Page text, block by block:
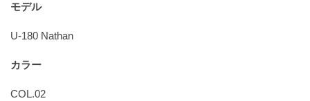
モデル
U-180 Nathan
カラー
COL.02